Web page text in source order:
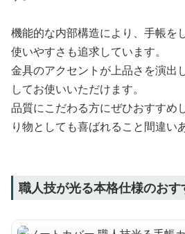
機能的な内部構造により、手帳を
使いやすさも追求しています。
金具のアクセントが上品さを演出
してお使いいただけます。
品質にこだわる方にぜひおすすめ
り物としても喜ばれること間違い
職人技が光る本格仕様のお